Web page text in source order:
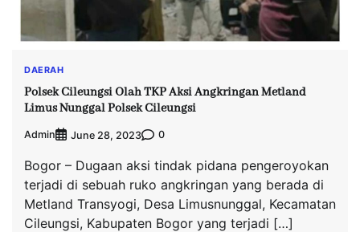
DAERAH
Polsek Cileungsi Olah TKP Aksi Angkringan Metland
Limus Nunggal Polsek Cileungsi
Admin June 28, 2023 0
Bogor – Dugaan aksi tindak pidana pengeroyokan
terjadi di sebuah ruko angkringan yang berada di
Metland Transyogi, Desa Limusnunggal, Kecamatan
Cileungsi, Kabupaten Bogor yang terjadi […]